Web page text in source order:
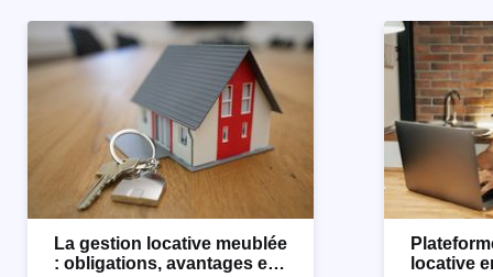
La gestion locative meublée
: obligations, avantages et
locative